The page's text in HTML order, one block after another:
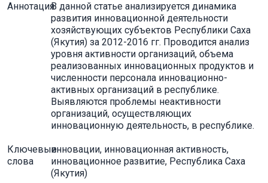
АннотацияВ данной статье анализируется динамика
развития инновационной деятельности
хозяйствующих субъектов Республики Саха
(Якутия) за 2012-2016 гг. Проводится анализ
уровня активности организаций, объема
реализованных инновационных продуктов и
численности персонала инновационно-
активных организаций в республике.
Выявляются проблемы неактивности
организаций, осуществляющих
инновационную деятельность, в республике.
Ключевые
слова
инновации, инновационная активность,
инновационное развитие, Республика Саха
(Якутия)